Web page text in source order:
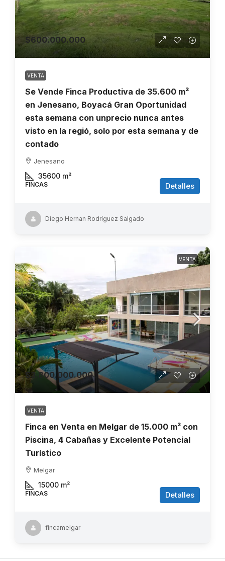
$600.000.000
VENTA
Se Vende Finca Productiva de 35.600 m²
en Jenesano, Boyacá Gran Oportunidad
esta semana con unprecio nunca antes
visto en la regió, solo por esta semana y de
contado
Jenesano
35600 m²
FINCAS Detalles
Diego Hernan Rodríguez Salgado
VENTA
$3.800.000.000
VENTA
Finca en Venta en Melgar de 15.000 m² con
Piscina, 4 Cabañas y Excelente Potencial
Turístico
Melgar
15000 m²
FINCAS Detalles
fincamelgar